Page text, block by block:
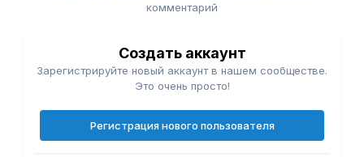
комментарий
Создать аккаунт
Зарегистрируйте новый аккаунт в нашем сообществе.
Это очень просто!
Регистрация нового пользователя